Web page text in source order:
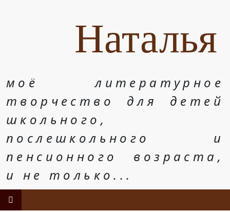
Наталья
моё литературное
творчество для детей
школьного,
послешкольного и
пенсионного возраста,
и не только...